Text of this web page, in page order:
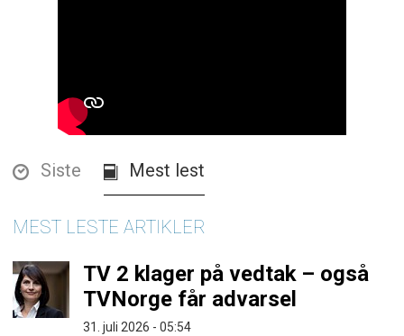
Siste Mest lest
MEST LESTE ARTIKLER
TV 2 klager på vedtak – også
TVNorge får advarsel
31. juli 2026 - 05:54